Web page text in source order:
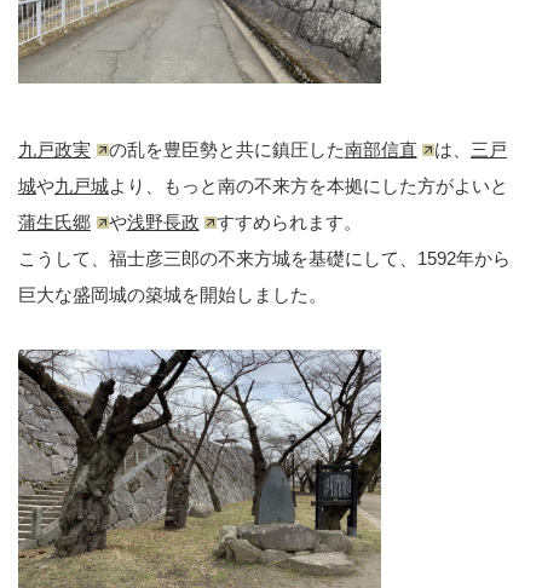
九戸政実 の乱を豊臣勢と共に鎮圧した南部信直 は、 三戸
城や九戸城より、もっと南の不来方を本拠にした方がよいと
蒲生氏郷
や浅野長政
すすめられます。
こうして、福士彦三郎の不来方城を基礎にして、1592年から
巨大な盛岡城の築城を開始しました。